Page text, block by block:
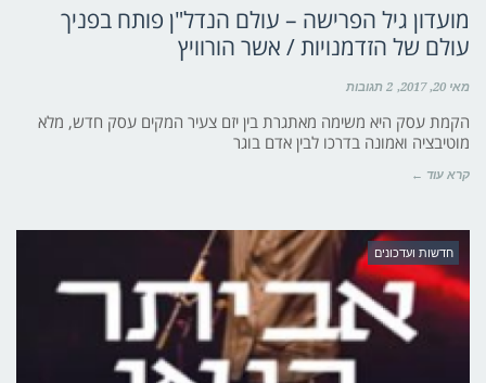
מועדון גיל הפרישה – עולם הנדל"ן פותח בפניך
עולם של הזדמנויות / אשר הורוויץ
מאי 20, 2017 2 תגובות
הקמת עסק היא משימה מאתגרת בין יזם צעיר המקים עסק חדש, מלא
מוטיבציה ואמונה בדרכו לבין אדם בוגר
קרא עוד ←
חדשות ועדכונים